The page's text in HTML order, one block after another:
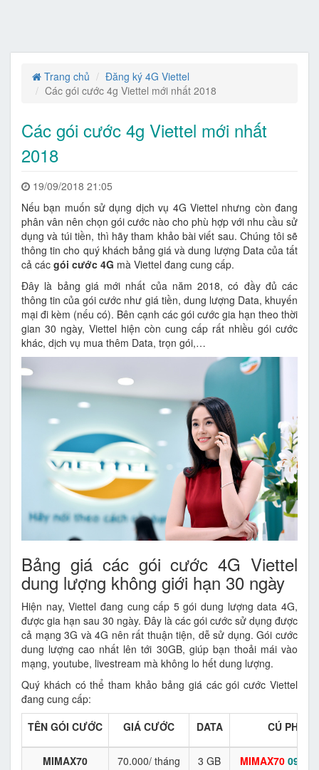
Trang chủ
Đăng ký 4G Viettel
Các gói cước 4g Viettel mới nhất 2018
Các gói cước 4g Viettel mới nhất
2018
19/09/2018 21:05
Nếu bạn muốn sử dụng dịch vụ 4G Viettel nhưng còn đang
phân vân nên chọn gói cước nào cho phù hợp với nhu cầu sử
dụng và túi tiền, thì hãy tham khảo bài viết sau. Chúng tôi sẽ
thông tin cho quý khách bảng giá và dung lượng Data của tất
cả các gói cước 4G mà Viettel đang cung cấp.
Đây là bảng giá mới nhất của năm 2018, có đầy đủ các
thông tin của gói cước như giá tiền, dung lượng Data, khuyến
mại đi kèm (nếu có). Bên cạnh các gói cước gia hạn theo thời
gian 30 ngày, Viettel hiện còn cung cấp rất nhiều gói cước
khác, dịch vụ mua thêm Data, trọn gói,…
Bảng giá các gói cước 4G Viettel
dung lượng không giới hạn 30 ngày
Hiện nay, Viettel đang cung cấp 5 gói dung lượng data 4G,
được gia hạn sau 30 ngày. Đây là các gói cước sử dụng được
cả mạng 3G và 4G nên rất thuận tiện, dễ sử dụng. Gói cước
dung lượng cao nhất lên tới 30GB, giúp bạn thoải mái vào
mạng, youtube, livestream mà không lo hết dung lượng.
Quý khách có thể tham khảo bảng giá các gói cước Viettel
đang cung cấp:
TÊN GÓI CƯỚC
GIÁ CƯỚC DATA CÚ PHÁP
MIMAX70 70.000/ tháng 3 GB MIMAX70